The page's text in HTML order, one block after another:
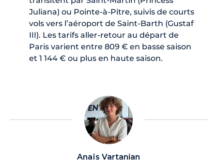
Juliana) ou Pointe-à-Pitre, suivis de courts
vols vers l’aéroport de Saint-Barth (Gustaf
III). Les tarifs aller-retour au départ de
Paris varient entre 809 € en basse saison
et 1 144 € ou plus en haute saison.
Anaïs Vartanian